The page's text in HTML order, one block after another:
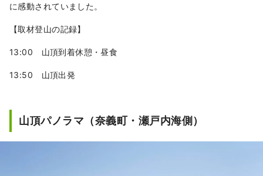
に感動されていました。
【取材登山の記録】
13:00 山頂到着休憩・昼食
13:50 山頂出発
山頂パノラマ（奈義町・瀬戸内海側）